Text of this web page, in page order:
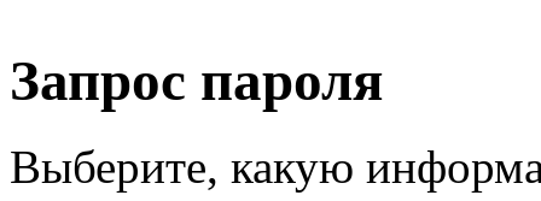
Запрос пароля
Выберите, какую